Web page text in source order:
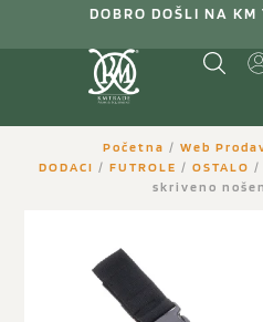
DOBRO DOŠLI NA KM
Početna / Web
DODACI / FUTROLE / OSTALO /
skriveno